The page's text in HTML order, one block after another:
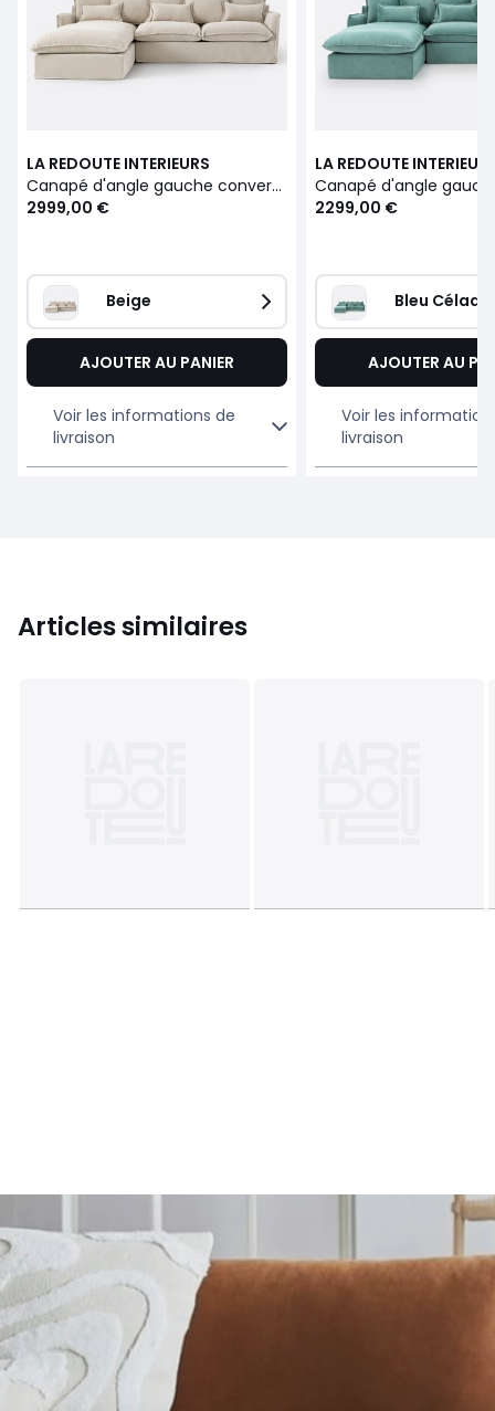
LA REDOUTE INTERIEURS
Canapé d'angle gauche convertible matelas 6 cm 4 places polyester chiné, ODNA
2999,00 €
Beige
AJOUTER AU PANIER
Voir les informations de
livraison
LA REDOUTE
2299,00 €
Bleu
AJOUTER AU
Voir les
livraison
Articles similaires